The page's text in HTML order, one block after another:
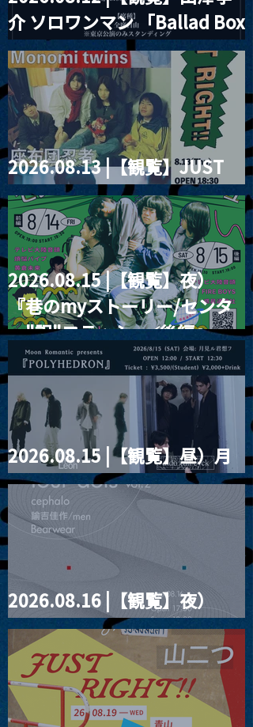
介 ソロワンマン 「Ballad Box
2026」
2026.08.13 |【観覧】JUST
RIGHT!! vol.26
2026.08.15 |【観覧】夜）
『巷のmyストーリー/センタ
ー"訳"フラッシュ⚡️後編』
2026.08.15 |【観覧】昼）月
見ルpre.『POLYHEDRON』
2026.08.16 |【観覧】夜）
four dots vol.2